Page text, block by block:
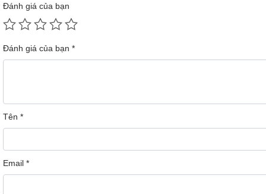
Đánh giá của bạn
Đánh giá của bạn *
Tên *
Email *